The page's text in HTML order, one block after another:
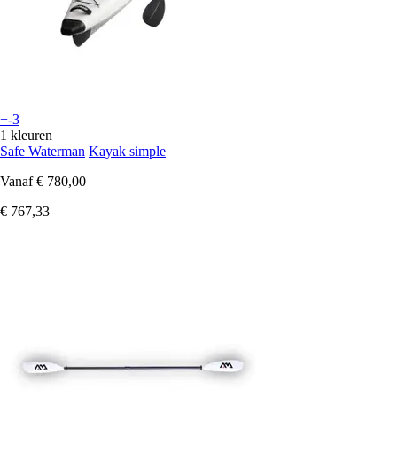
+-3
1 kleuren
Safe Waterman Kayak simple
Vanaf € 780,00
€ 767,33